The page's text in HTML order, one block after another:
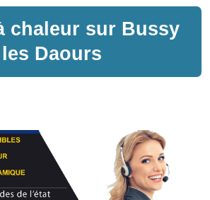
chaleur sur Bussy
les Daours